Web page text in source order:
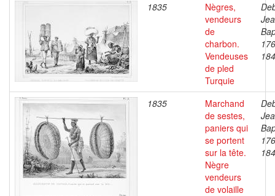
1835
Nègres,
vendeurs
de
charbon.
Vendeuses
de pled
Turquie
1835
Marchand
de sestes,
paniers qui
se portent
sur la tête.
Nègre
vendeurs
de volaille